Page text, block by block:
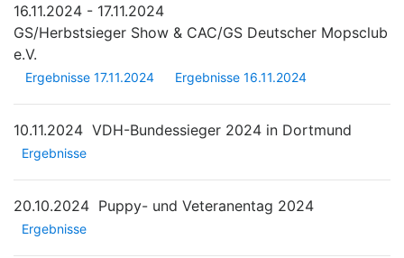
16.11.2024 - 17.11.2024
GS/Herbstsieger Show & CAC/GS Deutscher Mopsclub
e.V.
Ergebnisse 17.11.2024 Ergebnisse 16.11.2024
10.11.2024 VDH-Bundessieger 2024 in Dortmund
Ergebnisse
20.10.2024 Puppy- und Veteranentag 2024
Ergebnisse